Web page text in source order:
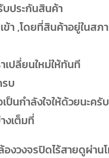
บประกันสินค้า
ข้า ,โดยที่สินค้าอยู่ในส
ปลี่ยนใหม่ให้ทันที
บ
ป็นกำลังใจให้ด้วยนะ
งเต็มที่
งวงจรปิดไร้สายดูผ่าน